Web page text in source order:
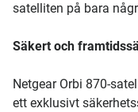
satelliten på bara
Säkert och
Netgear Orbi 870-
ett exklusivt